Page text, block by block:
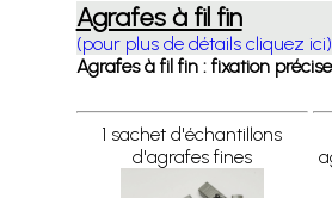
Agrafes à fil fin
(pour plus de détails cliquez ici)
Agrafes à fil fin : fixation
1 sachet d'échantillons
d'agrafes fines